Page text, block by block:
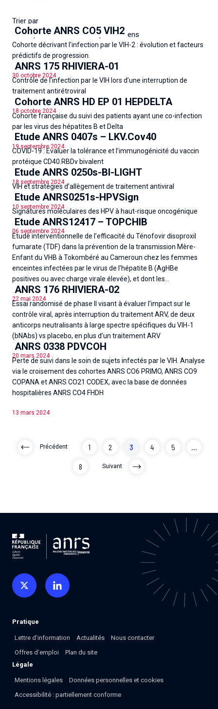
Trier par
Les plus récents
Les plus anciens
Cohorte ANRS CO5 VIH2
Cohorte décrivant l'infection par le VIH-2 : évolution et facteurs
prédictifs de progression.
30 octobre 2024
ANRS 175 RHIVIERA-01
Contrôle de l’infection par le VIH lors d’une interruption de
traitement antirétroviral
18 octobre 2024
Cohorte ANRS HD EP 01 HEPDELTA
Cohorte française du suivi des patients ayant une co-infection
par les virus des hépatites B et Delta
19 septembre 2024
Etude ANRS 0407s – LKV.Cov40
COVID-19 : Evaluer la tolérance et l’immunogénicité du vaccin
protéique CD40.RBDv bivalent
18 septembre 2024
Etude ANRS 0250s-BI-LIGHT
VIH et stratégies d’allègement de traitement antiviral
10 septembre 2024
Etude ANRS0251s-HPVSign
Signatures moléculaires des HPV à haut-risque oncogénique
06 septembre 2024
Etude ANRS12417 – TOPCHIB
Etude interventionnelle de l’efficacité du Ténofovir disoproxil
fumarate (TDF) dans la prévention de la transmission Mère-
Enfant du VHB à Tokombéré au Cameroun chez les femmes
enceintes infectées par le virus de l’hépatite B (AgHBe
positives ou avec charge virale élevée), et dont les...
22 mai 2024
ANRS 176 RHIVIERA-02
Essai randomisé de phase II visant à évaluer l’impact sur le
contrôle viral, après interruption du traitement ARV, de deux
anticorps neutralisants à large spectre spécifiques du VIH-1
(bNAbs) vs placebo, en plus d’un traitement ARV
20 mars 2024
ANRS 0338 PDVCOH
Perte de suivi dans le soin de sujets infectés par le VIH. Analyse
via le croisement des cohortes ANRS CO6 PRIMO, ANRS CO9
COPANA et ANRS CO21 CODEX, avec la base de données
hospitalières ANRS CO4 FHDH
13 mars 2024
Précédent 1 2 3 4 5 ...
8 Suivant
Pratique
Lettre d’information Actualités
Nous contacter
Offres d’emploi
Plan du site
Légale
Mentions légales
Données personnelles et cookies
Accessibilité : partiellement conforme